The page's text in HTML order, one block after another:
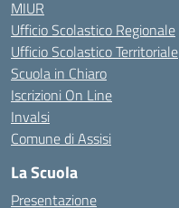
MIUR
Ufficio Scolastico Regionale
Ufficio Scolastico Territoriale
Scuola in Chiaro
Iscrizioni On Line
Invalsi
Comune di Assisi
La Scuola
Presentazione